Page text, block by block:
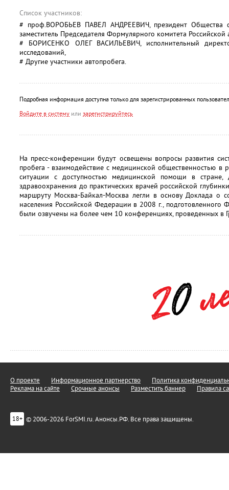
Список участников:
# проф.ВОРОБЬЕВ ПАВЕЛ АНДРЕЕВИЧ, президент Общества
заместитель Председателя Формулярного комитета
# БОРИСЕНКО ОЛЕГ ВАСИЛЬЕВИЧ, исполнительный
исследований,
# Другие участники автопробега.
Подробная информация доступна только для зарегистрированных
Войдите в систему или зарегистрируйтесь
На пресс-конференции будут освещены вопросы развития
пробега - взаимодействие с медицинской общественностью в
ситуации с доступностью медицинской помощи в стране,
здравоохранения до практических врачей российской
маршруту Москва-Байкал-Москва легли в основу Доклада о
населения Российской Федерации в 2008 г.,
были озвучены на более чем 10 конференциях, проведенных в
О проекте Информационное партнерство
Политика
Реклама на сайте
Срочные анонсы Разместить баннер Правила
18+ © 2006-2026 ForSMI.ru. Анонсы.РФ. Все права защищены.